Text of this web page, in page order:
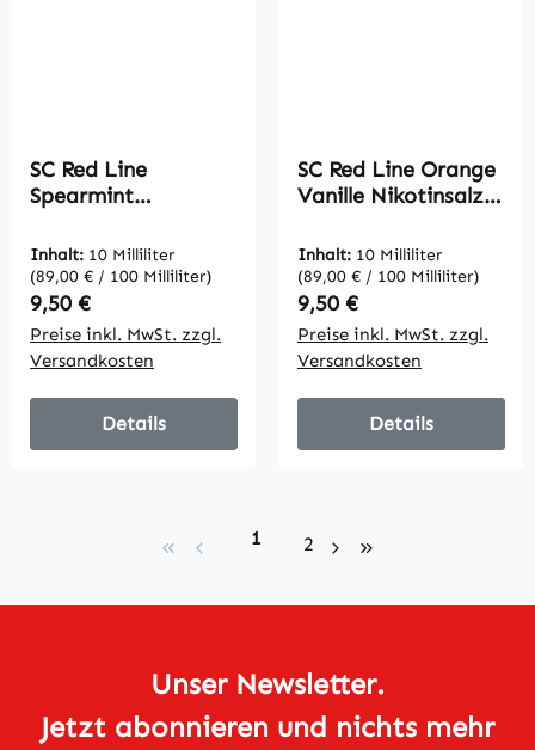
SC Red Line
Spearmint
10mg/20mg
Inhalt: 10 Milliliter
(89,00 € / 100 Milliliter)
Regulärer Preis:
9,50 €
Preise inkl. MwSt. zzgl.
Versandkosten
Details
SC Red Line Orange
Vanille Nikotinsalz
Inhalt: 10 Milliliter
(89,00 € / 100 Milliliter)
Regulärer Preis:
9,50 €
Preise inkl. MwSt. zzgl.
Versandkosten
Details
Seite
1 Seite
2
Unser Newsletter.
Jetzt abonnieren und nichts mehr